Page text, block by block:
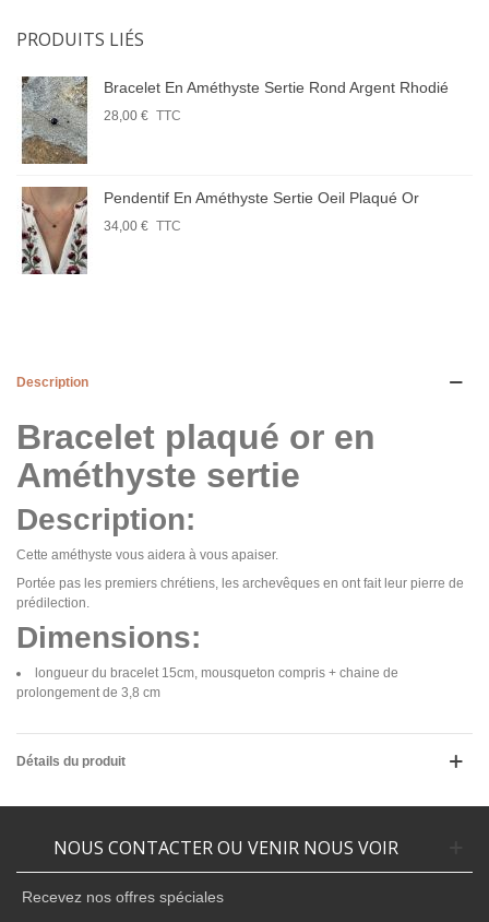
PRODUITS LIÉS
Bracelet En Améthyste Sertie Rond Argent Rhodié
28,00 € TTC
Pendentif En Améthyste Sertie Oeil Plaqué Or
34,00 € TTC
Description
Bracelet plaqué or en
Améthyste sertie
Description:
Cette améthyste vous aidera à vous apaiser.
Portée pas les premiers chrétiens, les archevêques en ont fait leur pierre de
prédilection.
Dimensions:
longueur du bracelet 15cm, mousqueton compris + chaine de
prolongement de 3,8 cm
Détails du produit
NOUS CONTACTER OU VENIR NOUS VOIR
Recevez nos offres spéciales